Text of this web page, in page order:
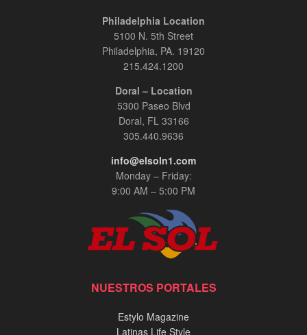
Philadelphia Location
5100 N. 5th Street
Philadelphia, PA. 19120
215.424.1200
Doral – Location
5300 Paseo Blvd
Doral, FL 33166
305.440.9636
info@elsoln1.com
Monday – Friday:
9:00 AM – 5:00 PM
NUESTROS PORTALES
Estylo Magazine
Latinas Life Style